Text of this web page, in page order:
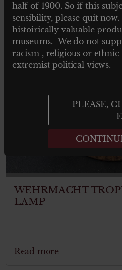
ITEM
WEHRMACHT
LAMP
Read more
half of 1900. So if this
sensibility, please quit
histoirically valuable
museums. We do not
racism , religious or
extremist political views.
PLEASE,